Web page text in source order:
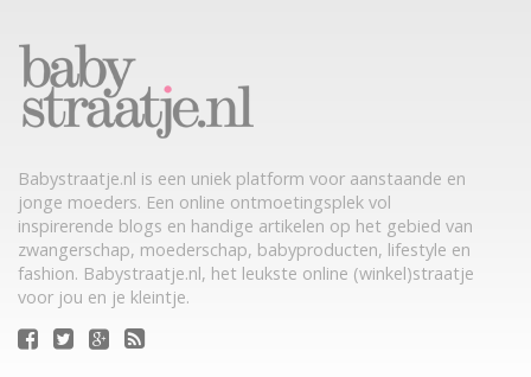
Babystraatje.nl is een uniek platform voor aanstaande en
jonge moeders. Een online ontmoetingsplek vol
inspirerende blogs en handige artikelen op het gebied van
zwangerschap, moederschap, babyproducten, lifestyle en
fashion. Babystraatje.nl, het leukste online (winkel)straatje
voor jou en je kleintje.